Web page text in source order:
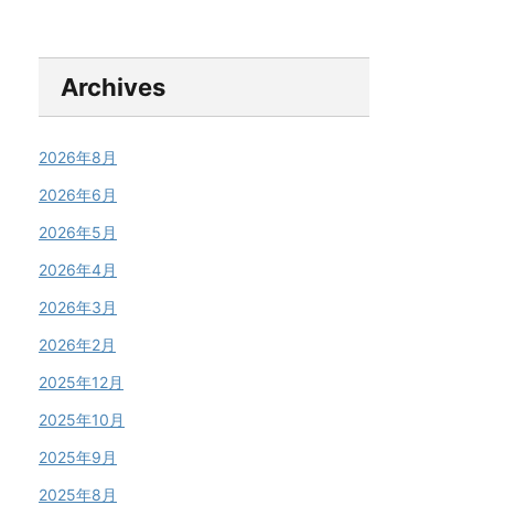
Archives
2026年8月
2026年6月
2026年5月
2026年4月
2026年3月
2026年2月
2025年12月
2025年10月
2025年9月
2025年8月